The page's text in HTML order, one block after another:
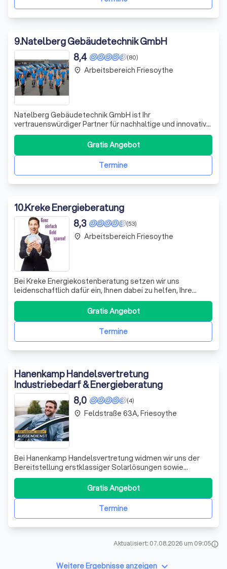
9.Natelberg Gebäudetechnik GmbH
(80)
8,4
Natelberg Gebäudetechnik GmbH ist Ihr
vertrauenswürdiger Partner für nachhaltige und innovative
Gebäudetechnik. Wir sind Experten in der Planung und
Umsetzung von Projekten im Bereich Photovoltaik,
Erdwärme und Luft- und Wasserenergie. Unser Ziel ist es,
Ihr Projekt klimaneutral zu gestalten und Sie
Termine
Gratis Angebot
place Arbeitsbereich Friesoythe
10.Kreke Energieberatung
(53)
8,3
Bei Kreke Energiekostenberatung setzen wir uns
leidenschaftlich dafür ein, Ihnen dabei zu helfen, Ihre
Energiekosten effektiv zu senken. Unser Expertenteam
bietet Ihnen eine umfassende Beratung direkt vor Ort, um
individuell auf Ihre Bedürfnisse einzugehen. Wir
analysieren Ihren aktuellen Energiever
Termine
Gratis Angebot
place Arbeitsbereich Friesoythe
Hanenkamp Handelsvertretung
Industriebedarf & Energieberatung
(4)
8,0
Bei Hanenkamp Handelsvertretung widmen wir uns der
Bereitstellung erstklassiger Solarlösungen sowie
hochwertigem Industriebedarf. Unser Unternehmen
zeichnet sich durch langjährige Erfahrung und ein
umfangreiches Netzwerk aus, das es uns ermöglicht,
maßgeschneiderte Lösungen anzubieten, die genau auf
Termine
Gratis Angebot
place Feldstraße 63A, Friesoythe
Aktualisiert: 07.08.2026 um 09:05info
Weitere Ergebnisse anzeigen keyboard_arrow_down